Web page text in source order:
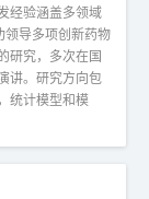
经验涵盖多领域
领导多项创新药物
研究，多次在国
讲。研究方向包
统计模型和模